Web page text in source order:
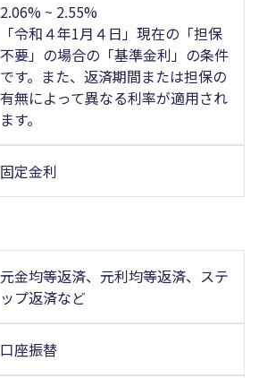
2.06% ~ 2.55%
「令和４年1月４日」現在の「担保
不要」の場合の「基準金利」の条件
です。また、返済期間または担保の
有無によって異なる利率が適用され
ます。
固定金利
元金均等返済、元利均等返済、ステ
ップ返済など
口座振替